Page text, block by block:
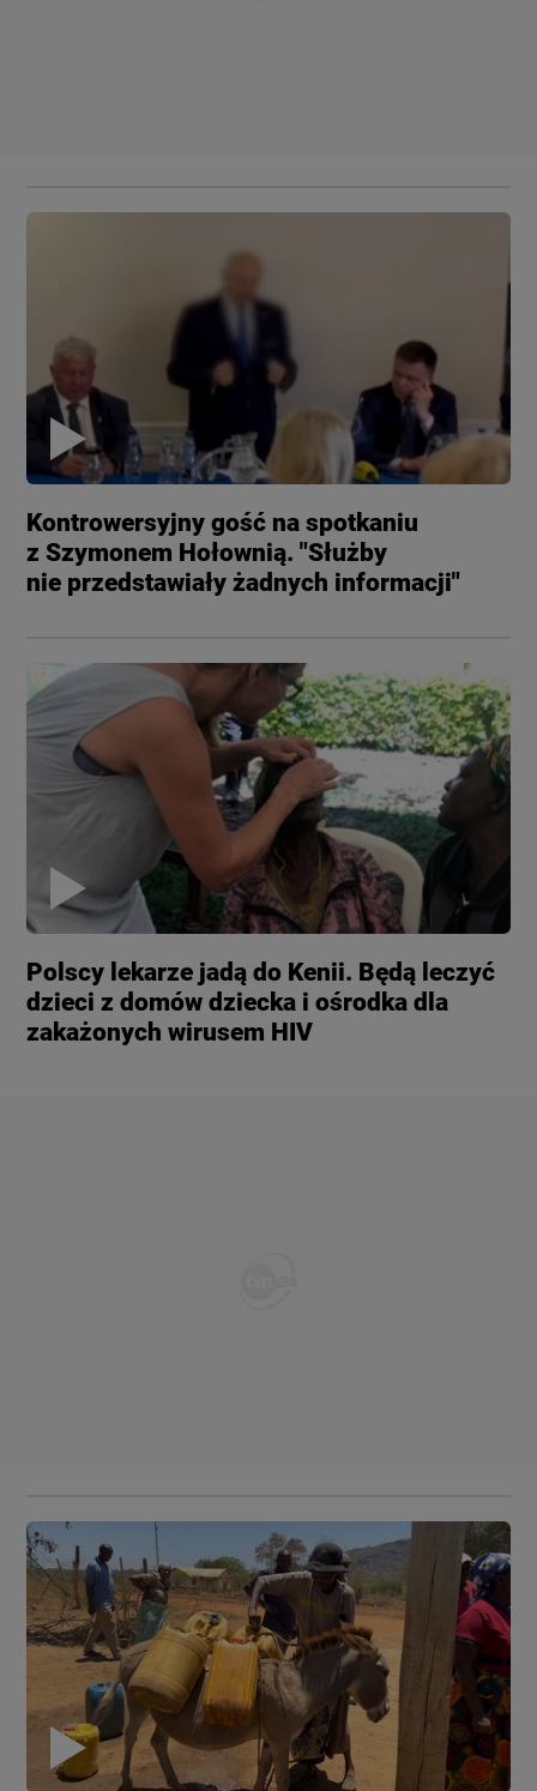
Kontrowersyjny gość na spotkaniu
z Szymonem Hołownią. "Służby
nie przedstawiały żadnych informacji"
Polscy lekarze jadą do Kenii. Będą leczyć
dzieci z domów dziecka i ośrodka dla
zakażonych wirusem HIV